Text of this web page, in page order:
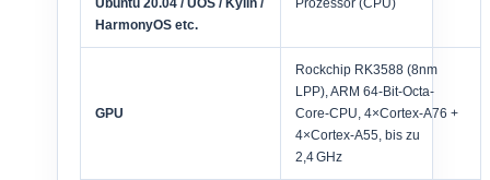
Ubuntu 20.04 / UOS / Kylin /
HarmonyOS etc.
Prozessor (CPU)
GPU
Rockchip RK3588 (8nm
LPP), ARM 64-Bit-Octa-
Core-CPU, 4×Cortex-A76 +
4×Cortex-A55, bis zu
2,4 GHz